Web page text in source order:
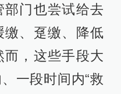
门也尝试给去
缴、趸缴、降低
，这些手段大
一段时间内“救